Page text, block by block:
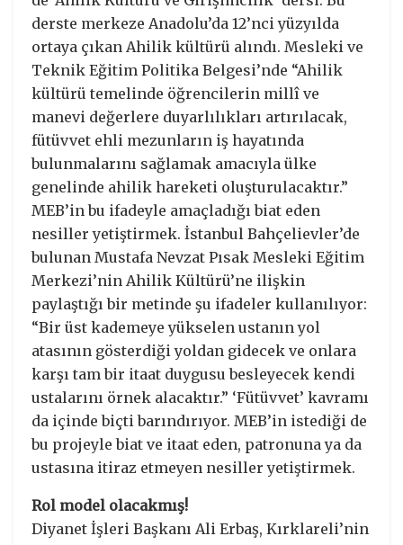
derste merkeze Anadolu’da 12’nci yüzyılda
ortaya çıkan Ahilik kültürü alındı. Mesleki ve
Teknik Eğitim Politika Belgesi’nde “Ahilik
kültürü temelinde öğrencilerin millî ve
manevi değerlere duyarlılıkları artırılacak,
fütüvvet ehli mezunların iş hayatında
bulunmalarını sağlamak amacıyla ülke
genelinde ahilik hareketi oluşturulacaktır.”
MEB’in bu ifadeyle amaçladığı biat eden
nesiller yetiştirmek. İstanbul Bahçelievler’de
bulunan Mustafa Nevzat Pısak Mesleki Eğitim
Merkezi’nin Ahilik Kültürü’ne ilişkin
paylaştığı bir metinde şu ifadeler kullanılıyor:
“Bir üst kademeye yükselen ustanın yol
atasının gösterdiği yoldan gidecek ve onlara
karşı tam bir itaat duygusu besleyecek kendi
ustalarını örnek alacaktır.” ‘Fütüvvet’ kavramı
da içinde biçti barındırıyor. MEB’in istediği de
bu projeyle biat ve itaat eden, patronuna ya da
ustasına itiraz etmeyen nesiller yetiştirmek.
Rol model olacakmış!
Diyanet İşleri Başkanı Ali Erbaş, Kırklareli’nin